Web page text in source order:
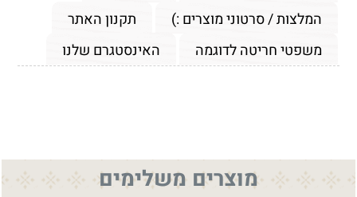
המלצות / סרטוני מוצרים :)
תקנון האתר
משפטי חריטה לדוגמה
האינסטגרם שלנו
מוצרים משלימים